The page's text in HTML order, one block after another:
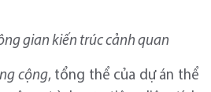
gian kiến trúc cảnh quan
cộng, tổng thể của dự án thể